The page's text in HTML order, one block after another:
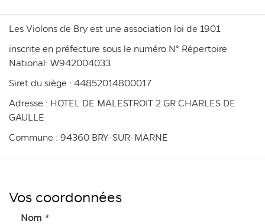
Les Violons de Bry est une association loi de 1901
inscrite en préfecture sous le numéro N° Répertoire
National: W942004033
Siret du siège : 44852014800017
Adresse : HOTEL DE MALESTROIT 2 GR CHARLES DE
GAULLE
Commune : 94360 BRY-SUR-MARNE
Vos coordonnées
Nom *